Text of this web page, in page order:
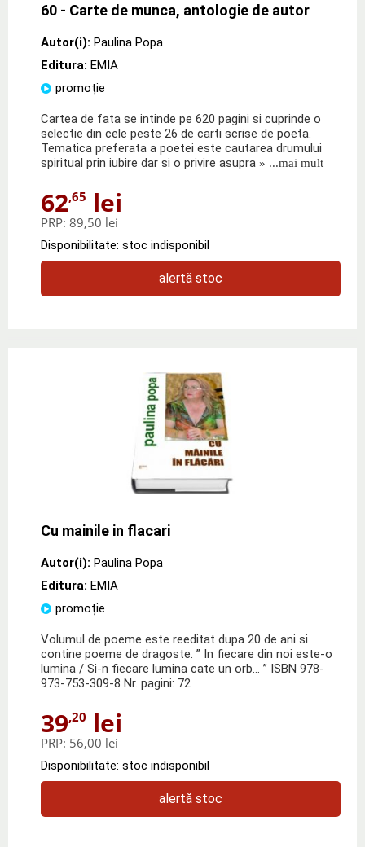
60 - Carte de munca, antologie de autor
Autor(i): Paulina Popa
Editura: EMIA
promoție
Cartea de fata se intinde pe 620 pagini si cuprinde o
selectie din cele peste 26 de carti scrise de poeta.
Tematica preferata a poetei este cautarea drumului
spiritual prin iubire dar si o privire asupra » ...mai mult
62,65 lei
PRP: 89,50 lei
Disponibilitate: stoc indisponibil
alertă stoc
Cu mainile in flacari
Autor(i): Paulina Popa
Editura: EMIA
promoție
Volumul de poeme este reeditat dupa 20 de ani si
contine poeme de dragoste. ” In fiecare din noi este-o
lumina / Si-n fiecare lumina cate un orb… ” ISBN 978-
973-753-309-8 Nr. pagini: 72
39,20 lei
PRP: 56,00 lei
Disponibilitate: stoc indisponibil
alertă stoc